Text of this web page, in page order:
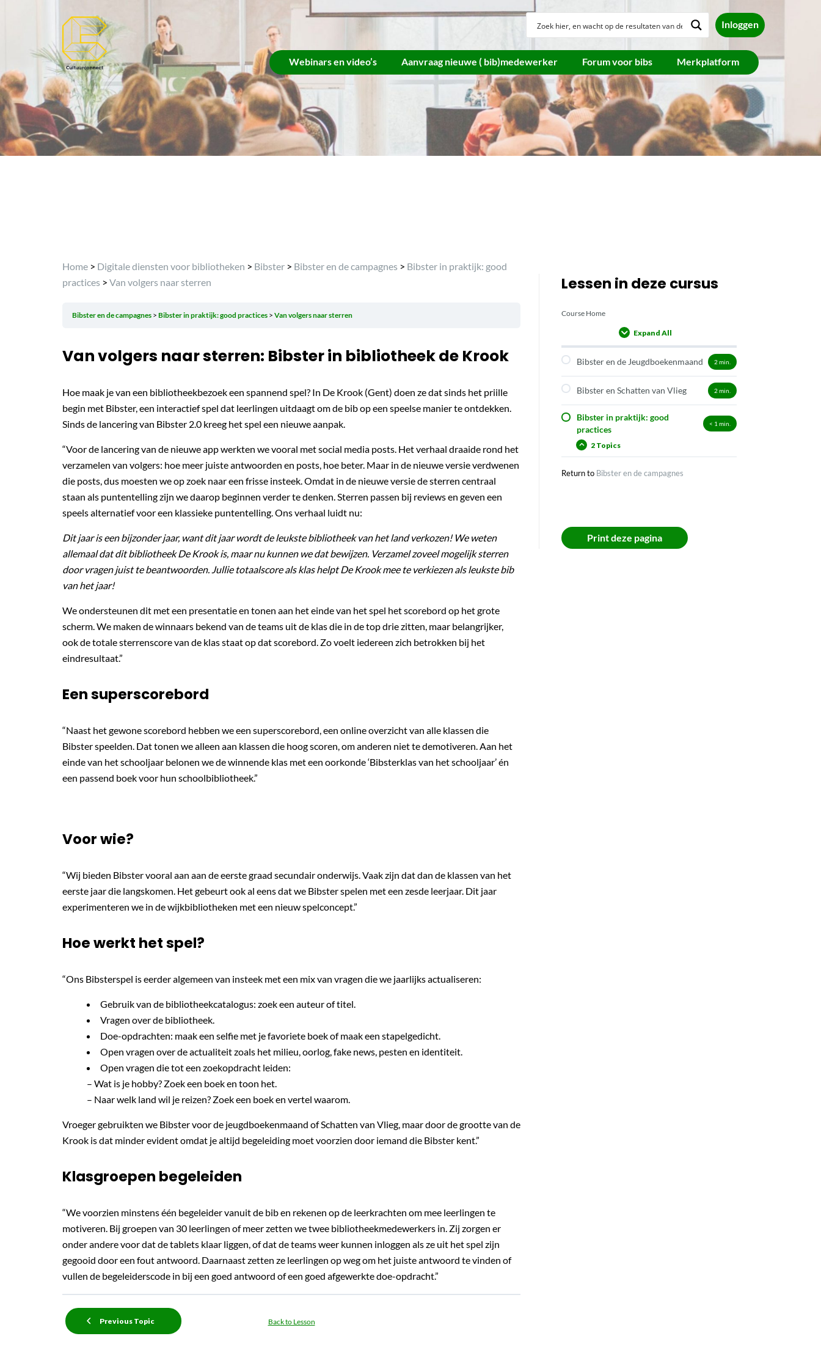
Inloggen
Webinars en video’s Aanvraag nieuwe ( bib)medewerker Forum voor bibs Merkplatform
Home > Digitale diensten voor bibliotheken > Bibster > Bibster en de campagnes > Bibster in praktijk: good
practices > Van volgers naar sterren
Bibster en de campagnes Bibster in praktijk: good practices Van volgers naar sterren
Van volgers naar sterren: Bibster in bibliotheek de Krook
Hoe maak je van een bibliotheekbezoek een spannend spel? In De Krook (Gent) doen ze dat sinds het priille
begin met Bibster, een interactief spel dat leerlingen uitdaagt om de bib op een speelse manier te ontdekken.
Sinds de lancering van Bibster 2.0 kreeg het spel een nieuwe aanpak.
“Voor de lancering van de nieuwe app werkten we vooral met social media posts. Het verhaal draaide rond het
verzamelen van volgers: hoe meer juiste antwoorden en posts, hoe beter. Maar in de nieuwe versie verdwenen
die posts, dus moesten we op zoek naar een frisse insteek. Omdat in de nieuwe versie de sterren centraal
staan als puntentelling zijn we daarop beginnen verder te denken. Sterren passen bij reviews en geven een
speels alternatief voor een klassieke puntentelling. Ons verhaal luidt nu:
Dit jaar is een bijzonder jaar, want dit jaar wordt de leukste bibliotheek van het land verkozen! We weten
allemaal dat dit bibliotheek De Krook is, maar nu kunnen we dat bewijzen. Verzamel zoveel mogelijk sterren
door vragen juist te beantwoorden. Jullie totaalscore als klas helpt De Krook mee te verkiezen als leukste bib
van het jaar!
We ondersteunen dit met een presentatie en tonen aan het einde van het spel het scorebord op het grote
scherm. We maken de winnaars bekend van de teams uit de klas die in de top drie zitten, maar belangrijker,
ook de totale sterrenscore van de klas staat op dat scorebord. Zo voelt iedereen zich betrokken bij het
eindresultaat.”
Een superscorebord
“Naast het gewone scorebord hebben we een superscorebord, een online overzicht van alle klassen die
Bibster speelden. Dat tonen we alleen aan klassen die hoog scoren, om anderen niet te demotiveren. Aan het
einde van het schooljaar belonen we de winnende klas met een oorkonde ‘Bibsterklas van het schooljaar’ én
een passend boek voor hun schoolbibliotheek.”
Voor wie?
“Wij bieden Bibster vooral aan aan de eerste graad secundair onderwijs. Vaak zijn dat dan de klassen van het
eerste jaar die langskomen. Het gebeurt ook al eens dat we Bibster spelen met een zesde leerjaar. Dit jaar
experimenteren we in de wijkbibliotheken met een nieuw spelconcept.”
Hoe werkt het spel?
“Ons Bibsterspel is eerder algemeen van insteek met een mix van vragen die we jaarlijks actualiseren:
Gebruik van de bibliotheekcatalogus: zoek een auteur of titel.
Vragen over de bibliotheek.
Doe-opdrachten: maak een selfie met je favoriete boek of maak een stapelgedicht.
Open vragen over de actualiteit zoals het milieu, oorlog, fake news, pesten en identiteit.
Open vragen die tot een zoekopdracht leiden:
– Wat is je hobby? Zoek een boek en toon het.
– Naar welk land wil je reizen? Zoek een boek en vertel waarom.
Vroeger gebruikten we Bibster voor de jeugdboekenmaand of Schatten van Vlieg, maar door de grootte van de
Krook is dat minder evident omdat je altijd begeleiding moet voorzien door iemand die Bibster kent.”
Klasgroepen begeleiden
“We voorzien minstens één begeleider vanuit de bib en rekenen op de leerkrachten om mee leerlingen te
motiveren. Bij groepen van 30 leerlingen of meer zetten we twee bibliotheekmedewerkers in. Zij zorgen er
onder andere voor dat de tablets klaar liggen, of dat de teams weer kunnen inloggen als ze uit het spel zijn
gegooid door een fout antwoord. Daarnaast zetten ze leerlingen op weg om het juiste antwoord te vinden of
vullen de begeleiderscode in bij een goed antwoord of een goed afgewerkte doe-opdracht.”
Previous Topic Back to Lesson
Lessen in deze cursus
Course Home
Expand All
Lessons
Bibster en de Jeugdboekenmaand 2 min.
Bibster en Schatten van Vlieg 2 min.
Bibster in praktijk: good
practices
< 1 min.
2 Topics
Return to Bibster en de campagnes
Print deze pagina